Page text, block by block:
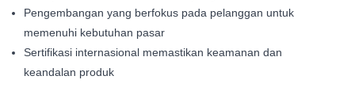
Pengembangan yang berfokus pada pelanggan untuk
memenuhi kebutuhan pasar
Sertifikasi internasional memastikan keamanan dan
keandalan produk